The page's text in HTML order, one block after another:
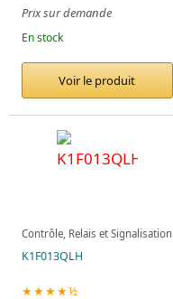
Prix sur demande
En stock
Voir le produit
Contrôle, Relais et Signalisation
K1F013QLH
★★★★½